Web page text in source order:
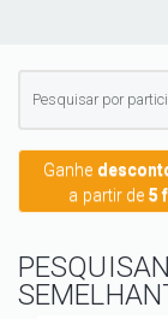
Ganhe
a partir de 5